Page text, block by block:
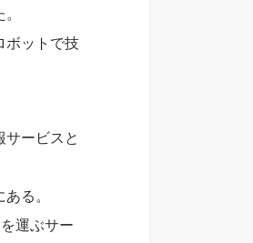
ボットで技
ービスと
る。
運ぶサー